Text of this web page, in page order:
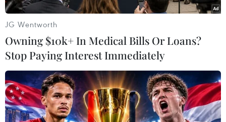
JG Wentworth
Owning $10k+ In Medical Bills Or Loans?
Stop Paying Interest Immediately